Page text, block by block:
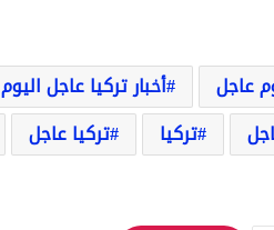
عاجل
أخبار تركيا عاجل اليوم
تركيا تركيا عاجل